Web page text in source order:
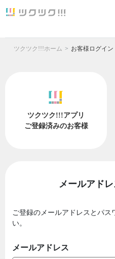
ツクツク!!!ホーム お客様ログイン
ツクツク!!!アプリ
ご登録済みのお客様
メールアド
ご登録のメールアドレスとパス
い。
メールアドレス